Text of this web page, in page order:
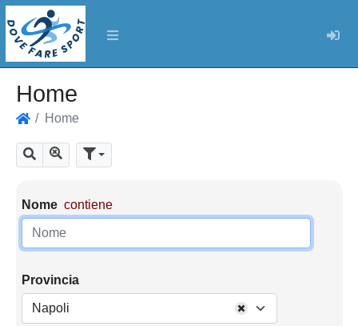
Home
Home
Cerca Mostra tutti i risultati
Parametri di ricerca
Nome contiene
Provincia
Napoli